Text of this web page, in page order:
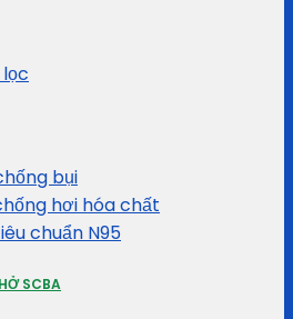
bụi
hơi hóa chất
chuẩn N95
SCBA